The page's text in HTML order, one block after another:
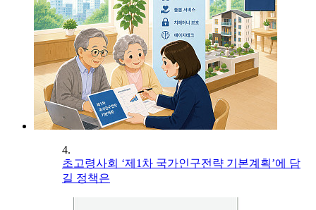
4.
초고령사회 ‘제1차 국가인구전략 기본계획’에 담
길 정책은